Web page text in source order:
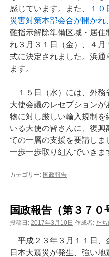
感じています。また、
１０
災害対策本部会合が開かれ、
難指示解除準備区域・居
れ３月３１日（金）、４
式に決定されました。浜通
ます。
１５日（水）には、外務
大使会議のレセプション
物に対し厳しい輸入規制を
いる大使の皆さんに、復
ての一層の支援を要請しま
一歩一歩取り組んでいきま
カテゴリー: 国政報告 |
国政報告（第３７０
投稿日: 2017年3月10日 作成者: たち
平成２３年３月１１日、
日本大震災が発生、強い